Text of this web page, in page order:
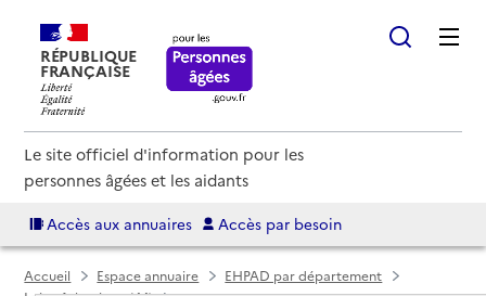
RÉPUBLIQUE
FRANÇAISE
Le site officiel d'information pour les
personnes âgées et les aidants
Accès aux annuaires Accès par besoin
Accueil Espace annuaire
EHPAD par département